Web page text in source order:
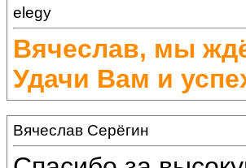
elegy
Вячеслав, мы
Удачи Вам и
Вячеслав Серёгин